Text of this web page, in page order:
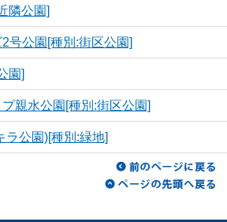
隣公園]
号公園[種別:街区公園]
園]
親水公園[種別:街区公園]
ラ公園)[種別:緑地]